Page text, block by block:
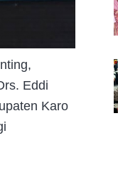
Eddi
Karo